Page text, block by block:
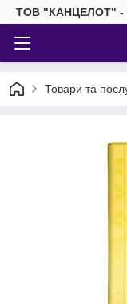
ТОВ "КАНЦЕЛОТ" -
Товари та